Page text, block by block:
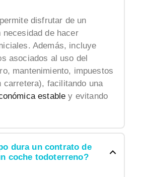
disfrutar de un
necesidad de hacer
Además, incluye
asociados al uso del
mantenimiento, impuestos
carretera), facilitando una
estable y evitando
dura un contrato de
coche todoterreno?